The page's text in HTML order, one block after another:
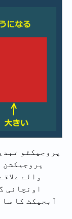
پروجیکٹو
والے
اونچائی
آبجیکٹ کا